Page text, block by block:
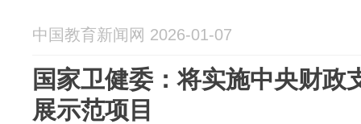
中国教育新闻网 2026-01-07
国家卫健委：将实施中央财政
展示范项目